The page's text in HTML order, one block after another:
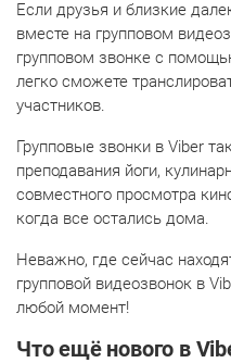
Если друзья и близкие
вместе на групповом
групповом звонке с
легко сможете
участников.
Групповые звонки в Viber
преподавания йоги,
совместного просмотра
когда все остались дома.
Неважно, где сейчас
групповой видеозвонок в
любой момент!
Что ещё нового в